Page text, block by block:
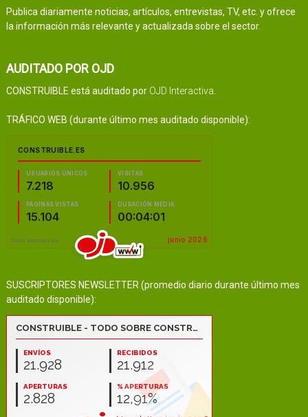
Publica diariamente noticias, artículos, entrevistas, TV, etc. y ofrece
la información más relevante y actualizada sobre el sector.
AUDITADO POR OJD
CONSTRUIBLE está auditado por OJD Interactiva
TRÁFICO WEB (durante último mes auditado disponible):
SUSCRIPTORES NEWSLETTER (promedio diario durante último mes
auditado disponible):